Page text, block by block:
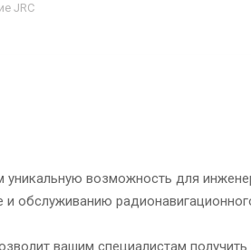
JRC
уникальную возможность для
и обслуживанию
вашим специалистам получить